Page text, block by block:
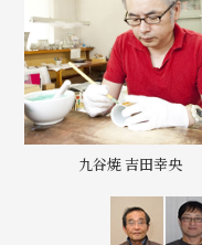
九谷焼 吉田幸央